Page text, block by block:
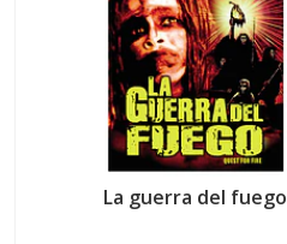
La guerra del fuego